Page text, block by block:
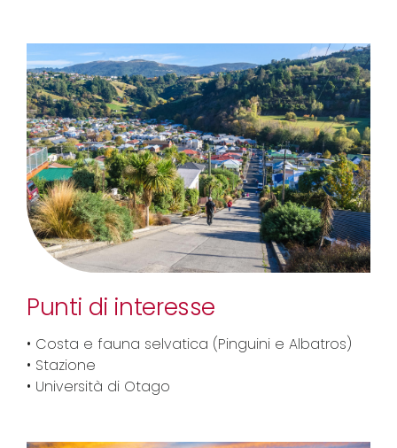
Punti di interesse
• Costa e fauna selvatica (Pinguini e Albatros)
• Stazione
• Università di Otago